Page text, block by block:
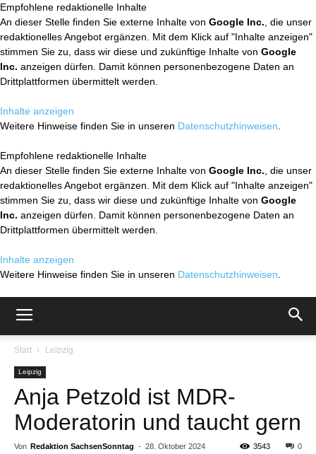
Empfohlene redaktionelle Inhalte
An dieser Stelle finden Sie externe Inhalte von Google Inc. , die unser
redaktionelles Angebot ergänzen. Mit dem Klick auf "Inhalte anzeigen"
stimmen Sie zu, dass wir diese und zukünftige Inhalte von Google
Inc. anzeigen dürfen. Damit können personenbezogene Daten an
Drittplattformen übermittelt werden.
Inhalte anzeigen
Weitere Hinweise finden Sie in unseren Datenschutzhinweisen
Empfohlene redaktionelle Inhalte
An dieser Stelle finden Sie externe Inhalte von Google Inc. , die unser
redaktionelles Angebot ergänzen. Mit dem Klick auf "Inhalte anzeigen"
stimmen Sie zu, dass wir diese und zukünftige Inhalte von Google
Inc. anzeigen dürfen. Damit können personenbezogene Daten an
Drittplattformen übermittelt werden.
Inhalte anzeigen
Weitere Hinweise finden Sie in unseren Datenschutzhinweisen
Start Leipzig
Leipzig
Anja Petzold ist MDR-
Moderatorin und taucht gern
Von Redaktion SachsenSonntag - 28. Oktober 2024 0
3543